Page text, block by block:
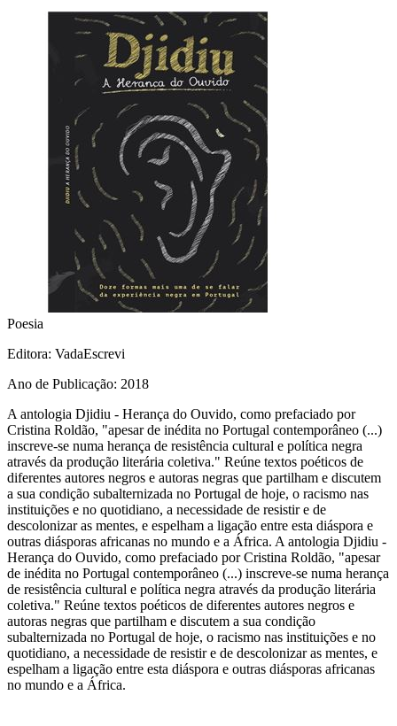
Poesia
Editora: VadaEscrevi
Ano de Publicação: 2018
A antologia Djidiu - Herança do Ouvido, como prefaciado por
Cristina Roldão, "apesar de inédita no Portugal contemporâneo (...)
inscreve-se numa herança de resistência cultural e política negra
através da produção literária coletiva." Reúne textos poéticos de
diferentes autores negros e autoras negras que partilham e discutem
a sua condição subalternizada no Portugal de hoje, o racismo nas
instituições e no quotidiano, a necessidade de resistir e de
descolonizar as mentes, e espelham a ligação entre esta diáspora e
outras diásporas africanas no mundo e a África. A antologia Djidiu -
Herança do Ouvido, como prefaciado por Cristina Roldão, "apesar
de inédita no Portugal contemporâneo (...) inscreve-se numa herança
de resistência cultural e política negra através da produção literária
coletiva." Reúne textos poéticos de diferentes autores negros e
autoras negras que partilham e discutem a sua condição
subalternizada no Portugal de hoje, o racismo nas instituições e no
quotidiano, a necessidade de resistir e de descolonizar as mentes, e
espelham a ligação entre esta diáspora e outras diásporas africanas
no mundo e a África.